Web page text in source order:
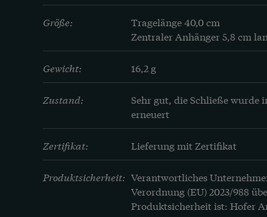
Größe:
Tragelänge 40,0 cm
Zentraler Anhänger 5,8 cm
Gewicht: 16,2 g
Zustand:
Sehr gut, die Schließe wurde
erneuert
Zertifikat: Lieferung mit Zertifikat
Produktsicherheit: Verantwortliches
Verordnung (EU) 2023/988
Produktsicherheit ist: Hofer